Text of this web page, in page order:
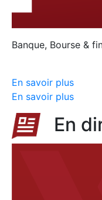
Banque, Bourse &
En savoir plus
En savoir plus
En